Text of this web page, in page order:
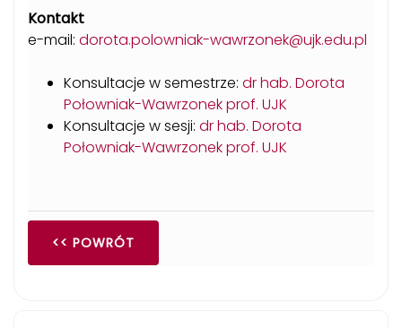
Kontakt
e-mail: dorota.polowniak-wawrzonek@ujk.edu.pl
Konsultacje w semestrze: dr hab. Dorota
Połowniak-Wawrzonek prof. UJK
Konsultacje w sesji: dr hab. Dorota
Połowniak-Wawrzonek prof. UJK
<< POWRÓT